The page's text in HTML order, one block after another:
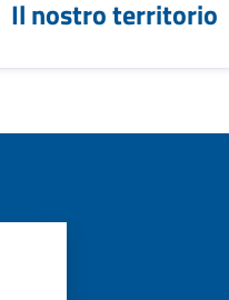
Il nostro territorio